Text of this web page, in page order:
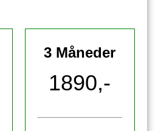
3 Måneder
1890,-